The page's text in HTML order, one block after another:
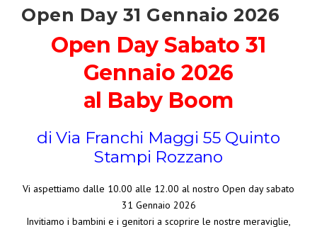
Open Day 31 Gennaio 2026
Open Day Sabato 31
Gennaio 2026
al Baby Boom
di Via Franchi Maggi 55 Quinto
Stampi Rozzano
Vi aspettiamo dalle 10.00 alle 12.00 al nostro Open day sabato
31 Gennaio 2026
Invitiamo i bambini e i genitori a scoprire le nostre meraviglie,